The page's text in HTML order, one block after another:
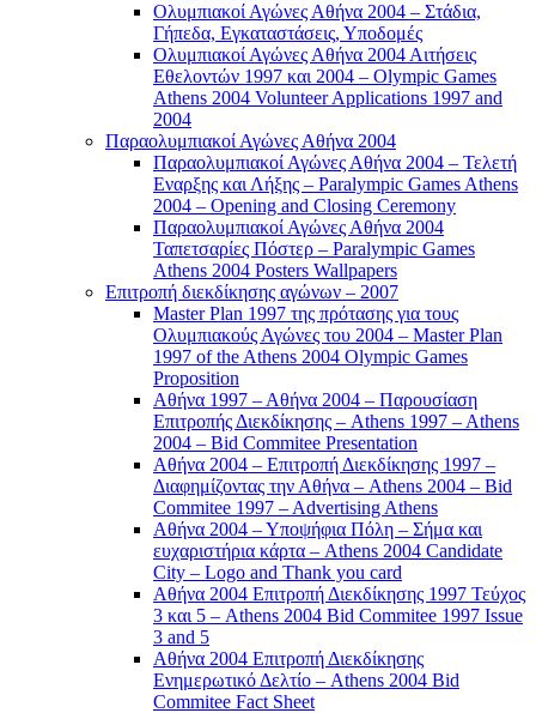
Ολυμπιακοί Αγώνες Αθήνα 2004 – Στάδια,
Γήπεδα, Εγκαταστάσεις, Υποδομές
Ολυμπιακοί Αγώνες Αθήνα 2004 Αιτήσεις
Εθελοντών 1997 και 2004 – Olympic Games
Athens 2004 Volunteer Applications 1997 and
2004
Παραολυμπιακοί Αγώνες Αθήνα 2004
Παραολυμπιακοί Αγώνες Αθήνα 2004 – Τελετή
Εναρξης και Λήξης – Paralympic Games Athens
2004 – Opening and Closing Ceremony
Παραολυμπιακοί Αγώνες Αθήνα 2004
Ταπετσαρίες Πόστερ – Paralympic Games
Athens 2004 Posters Wallpapers
Επιτροπή διεκδίκησης αγώνων – 2007
Master Plan 1997 της πρότασης για τους
Ολυμπιακούς Αγώνες του 2004 – Master Plan
1997 of the Athens 2004 Olympic Games
Proposition
Αθήνα 1997 – Αθήνα 2004 – Παρουσίαση
Επιτροπής Διεκδίκησης – Athens 1997 – Athens
2004 – Bid Commitee Presentation
Αθήνα 2004 – Επιτροπή Διεκδίκησης 1997 –
Διαφημίζοντας την Αθήνα – Athens 2004 – Bid
Commitee 1997 – Advertising Athens
Αθήνα 2004 – Υποψήφια Πόλη – Σήμα και
ευχαριστήρια κάρτα – Athens 2004 Candidate
City – Logo and Thank you card
Αθήνα 2004 Επιτροπή Διεκδίκησης 1997 Τεύχος
3 και 5 – Athens 2004 Bid Commitee 1997 Issue
3 and 5
Αθήνα 2004 Επιτροπή Διεκδίκησης
Ενημερωτικό Δελτίο – Athens 2004 Bid
Commitee Fact Sheet